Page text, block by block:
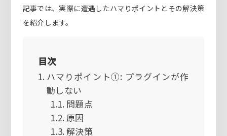
記事では、実際に遭遇したハマりポイントとその解決策
を紹介します。
目次
ハマりポイント①: プラグインが作
動しない
問題点
原因
解決策